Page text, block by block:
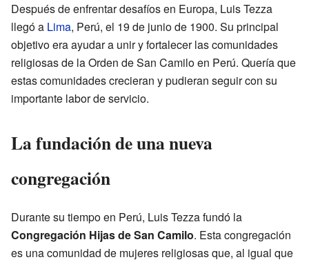
Después de enfrentar desafíos en Europa, Luis Tezza
llegó a Lima, Perú, el 19 de junio de 1900. Su principal
objetivo era ayudar a unir y fortalecer las comunidades
religiosas de la Orden de San Camilo en Perú. Quería que
estas comunidades crecieran y pudieran seguir con su
importante labor de servicio.
La fundación de una nueva
congregación
Durante su tiempo en Perú, Luis Tezza fundó la
Congregación Hijas de San Camilo. Esta congregación
es una comunidad de mujeres religiosas que, al igual que